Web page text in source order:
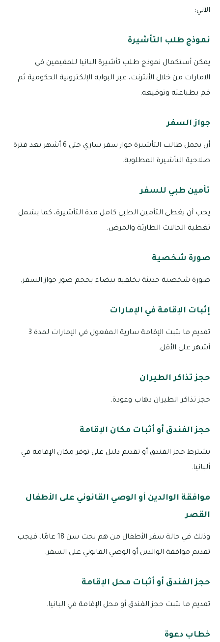
الآتي:
نموذج طلب التأشيرة
يمكن أستكمال نموذج طلب تأشيرة البانيا للمقيمين في
الامارات من خلال الأنترنت، عبر البوابة الإلكترونية الحكومية ثم
قم بطباعته وتوقيعه.
جواز السفر
أن يحمل طالب التأشيرة جواز سفر ساري حتى 6 أشهر بعد فترة
صلاحية التأشيرة المطلوبة.
تأمين طبي للسفر
يجب أن يغطي التأمين الطبي كامل مدة التأشيرة، كما يشمل
تغطية الحالات الطارئة والمرض.
صورة شخصية
صورة شخصية حديثة بخلفية بيضاء بحجم صور جواز السفر.
إثبات الإقامة في الإمارات
تقديم ما يثبت الإقامة سارية المفعول في الإمارات لمدة 3
أشهر على الأقل.
حجز تذاكر الطيران
حجز تذاكر الطيران ذهاب وعودة.
حجز الفندق أو أثبات مكان الإقامة
يشترط حجز الفندق أو تقديم دليل على توفر مكان الإقامة في
ألبانيا.
موافقة الوالدين أو الوصي القانوني على الأطفال
القصر
وذلك في حالة سفر الأطفال من هم تحت سن 18 عامًا، فيجب
تقديم موافقة الوالدين أو الوصي القانوني على السفر.
حجز الفندق أو أثبات محل الإقامة
تقديم ما يثبت حجز الفندق أو محل الإقامة في البانيا.
خطاب دعوة